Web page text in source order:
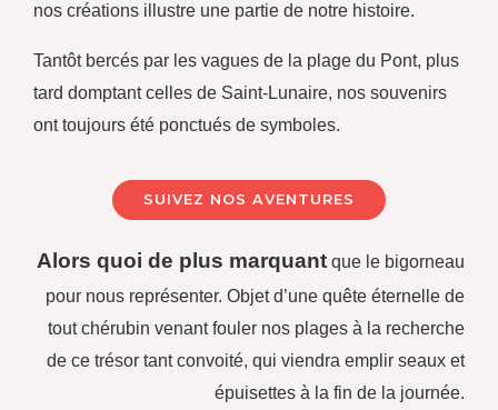
nos créations illustre une partie de notre histoire.
Tantôt bercés par les vagues de la plage du Pont, plus
tard domptant celles de Saint-Lunaire, nos souvenirs
ont toujours été ponctués de symboles.
SUIVEZ NOS AVENTURES
Alors quoi de plus marquant que le bigorneau
pour nous représenter. Objet d’une quête éternelle de
tout chérubin venant fouler nos plages à la recherche
de ce trésor tant convoité, qui viendra emplir seaux et
épuisettes à la fin de la journée.